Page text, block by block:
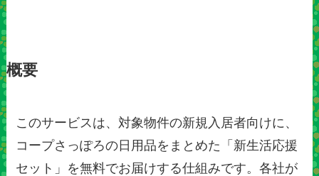
概要
このサービスは、対象物件の新規入居者向けに、
コープさっぽろの日用品をまとめた「新生活応援
セット」を無料でお届けする仕組みです。各社が